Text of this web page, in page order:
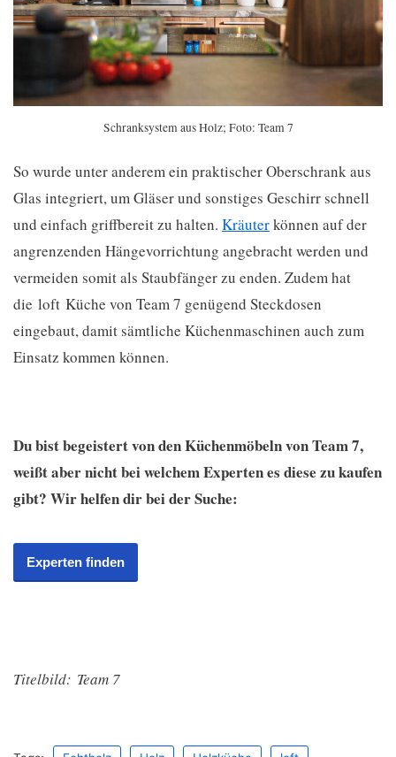
Schranksystem aus Holz; Foto: Team 7
So wurde unter anderem ein praktischer Oberschrank aus
Glas integriert, um Gläser und sonstiges Geschirr schnell
und einfach griffbereit zu halten. Kräuterkönnen auf der
angrenzenden Hängevorrichtung angebracht werden und
vermeiden somit als Staubfänger zu enden. Zudem hat
die loft Küche von Team 7 genügend Steckdosen
eingebaut, damit sämtliche Küchenmaschinen auch zum
Einsatz kommen können.
Du bist begeistert von den Küchenmöbeln von Team 7,
weißt aber nicht bei welchem Experten es diese zu kaufen
gibt? Wir helfen dir bei der Suche:
Experten finden
Titelbild: Team 7